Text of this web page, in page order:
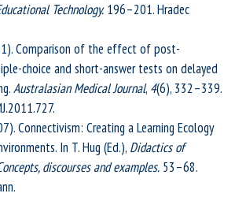
Technology.196–201. Hradec
Comparison of the effect of post-
choice and short-answer tests on delayed
Australasian Medical Journal, 4(6), 332–339.
Connectivism: Creating a Learning Ecology
In T. Hug (Ed.), Didactics of
discourses and examples. 53–68.